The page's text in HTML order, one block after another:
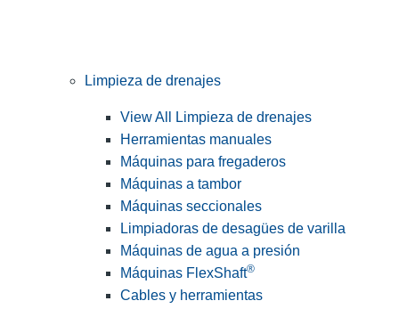
Limpieza de drenajes
View All Limpieza de drenajes
Herramientas manuales
Máquinas para fregaderos
Máquinas a tambor
Máquinas seccionales
Limpiadoras de desagües de varilla
Máquinas de agua a presión
Máquinas FlexShaft®
Cables y herramientas